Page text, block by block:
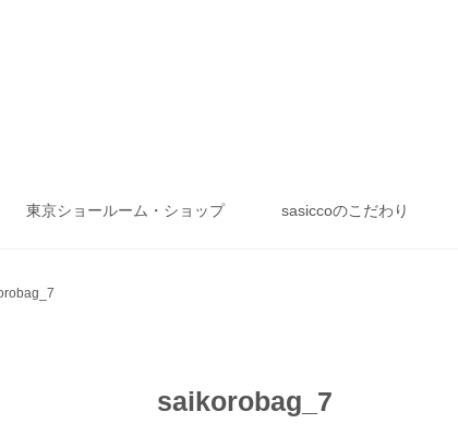
東京ショールーム・ショップ sasiccoのこだわり
saikorobag_7